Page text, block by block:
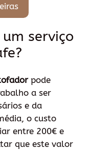
serviço
pode
a ser
e da
o custo
entre 200€ e
que este valor